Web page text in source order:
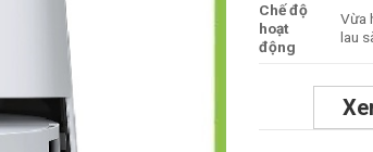
Chế độ
hoạt
động
Vừa
lau